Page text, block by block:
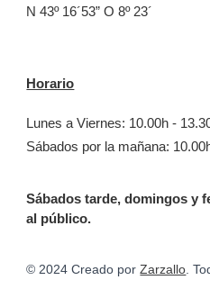
N 43º 16´53” O 8º 23´
Horario
Lunes a Viernes: 10.00h -
Sábados por la mañana:
Sábados tarde, domingos y
al público.
© 2024 Creado porZarzallo .